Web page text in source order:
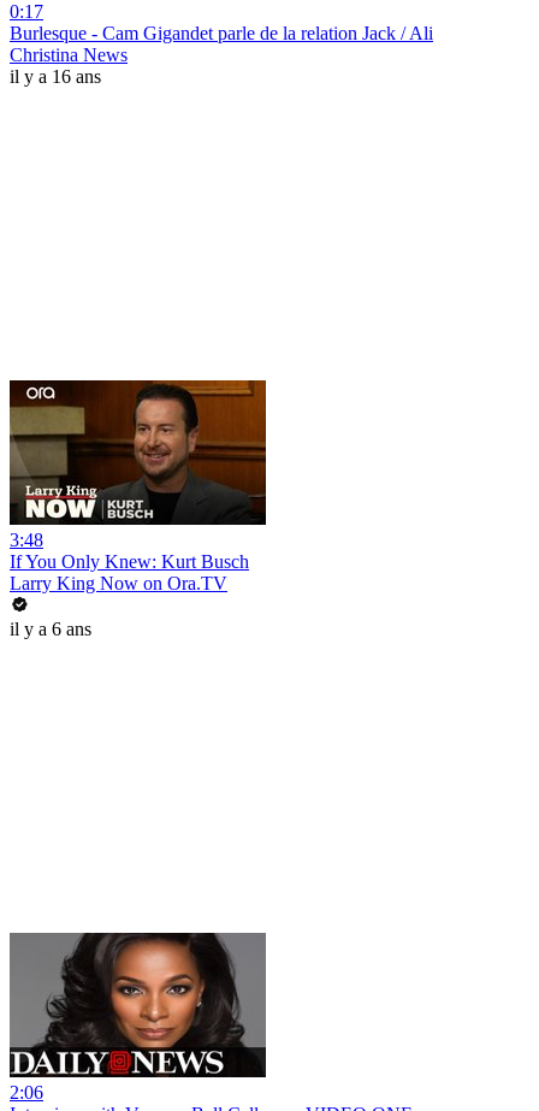
0:17
Burlesque - Cam Gigandet parle de la relation Jack / Ali
Christina News
il y a 16 ans
3:48
If You Only Knew: Kurt Busch
Larry King Now on Ora.TV
il y a 6 ans
2:06